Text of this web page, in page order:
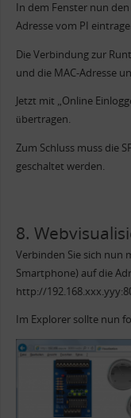
In dem Fenster nun
Adresse vom PI
Die Verbindung zur
und die MAC-Adresse
Jetzt mit „Online
übertragen.
Zum Schluss muss die
geschaltet werden.
8.
Verbinden Sie sich nun
Smartphone) auf die
http://
Im Explorer sollte nun